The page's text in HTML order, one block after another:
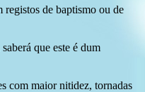
registos de baptismo ou de
que este é dum
com maior nitidez, tornadas